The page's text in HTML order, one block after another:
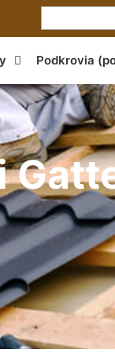
Podkrovia